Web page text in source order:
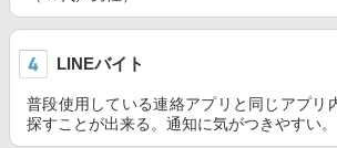
LINEバイト
普段使用している連絡アプリと同じアプリ
探すことが出来る。通知に気がつきやすい。